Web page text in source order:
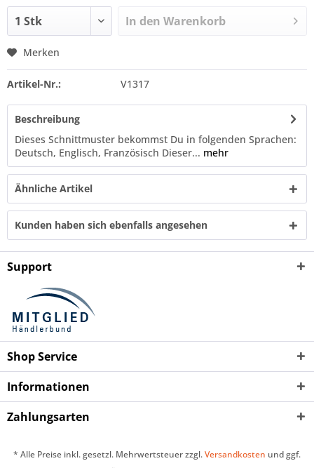
In den Warenkorb
Merken
Artikel-Nr.: V1317
Beschreibung
Dieses Schnittmuster bekommst Du in folgenden Sprachen:
Deutsch, Englisch, Französisch Dieser... mehr
Ähnliche Artikel
Kunden haben sich ebenfalls angesehen
Support
Shop Service
Informationen
Zahlungsarten
* Alle Preise inkl. gesetzl. Mehrwertsteuer zzgl.Versandkosten und ggf.